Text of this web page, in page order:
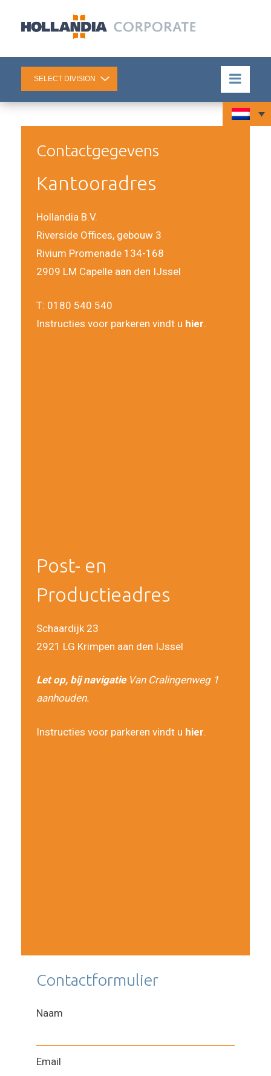
Contactgegevens
Kantooradres
Hollandia B.V.
Riverside Offices, gebouw 3
Rivium Promenade 134-168
2909 LM Capelle aan den IJssel
T: 0180 540 540
Instructies voor parkeren vindt u hier.
Post- en
Productieadres
Schaardijk 23
2921 LG Krimpen aan den IJssel
Let op, bij navigatieVan Cralingenweg 1
aanhouden.
Instructies voor parkeren vindt u hier.
Contactformulier
Naam
Email